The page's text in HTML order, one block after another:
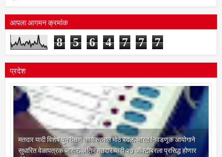
आपला आगमन क्रमांक
8 5 6 4 7 7 7
प्रदेश
मतदार यादी विशेष पुनरीक्षण कार्यक्रमात मोठे बदल; भारत निवडणूक आयोगाने
सुधारित वेळापत्रक जाहीर; अंतिम मतदार यादी २७ ऑक्टोबरला प्रसिद्ध होणार
04Aug 2026 undefined